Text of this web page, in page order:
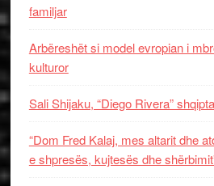
familjar
Arbëreshët si model evropian i
kulturor
Sali Shijaku, “Diego Rivera”
“Dom Fred Kalaj, mes altarit dhe
e shpresës, kujtesës dhe